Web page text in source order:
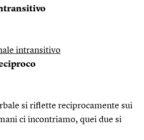
intransitivo
si riflette reciprocamente sui
ci incontriamo, quei due si